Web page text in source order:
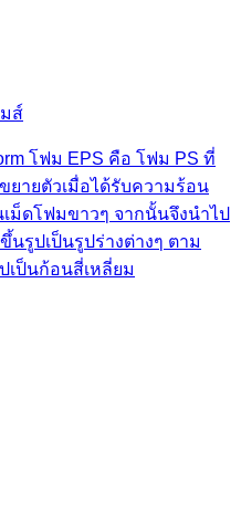
ส์
โฟม EPS คือ โฟม PS ที่
ยายตัวเมื่อได้รับความร้อน
เม็ดโฟมขาวๆ จากนั้นจึงนำไป
รูปเป็นรูปร่างต่างๆ ตาม
ป็นก้อนสี่เหลี่ยม